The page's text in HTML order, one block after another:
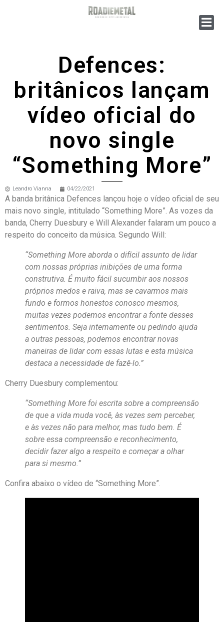
Defences:
britânicos lançam
vídeo oficial do
novo single
“Something More”
Leandro Vianna 04/22/2021
A banda britânica Defences lançou hoje o vídeo oficial de seu
mais novo single, intitulado “Something More”. As vozes da
banda, Cherry Duesbury e Will Alexander falaram um pouco a
respeito do conceito da música. Segundo Will:
“Something More aborda o difícil assunto de lidar
com nossas próprias inibições de uma forma
construtiva. É muito fácil sucumbir aos nossos
próprios medos e raiva, mas se cavarmos mais
fundo e formos honestos conosco mesmos,
muitas vezes podemos encontrar a fonte desses
sentimentos. Seja internamente ou pedindo ajuda
a outras pessoas, podemos encontrar novas
maneiras de lidar com essas lutas e esta música
destaca a necessidade de fazê-lo.”
Cherry Duesbury complementou:
“Something More foi escrita sobre a compreensão
de que a vida muda você, às vezes sem perceber,
e às vezes não para melhor, mas tudo bem. É
sobre essa compreensão e reconhecimento,
decidir fazer algo a respeito e começar a olhar
para si mesmo.”
Confira abaixo o vídeo de “Something More”.